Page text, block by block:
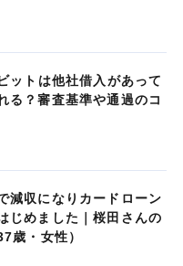
ットは他社借入があって
る？審査基準や通過のコ
減収になりカードローン
じめました｜桜田さんの
歳・女性）